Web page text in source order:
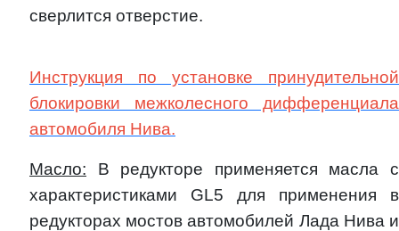
сверлится отверстие.
Инструкция по установке принудительной
блокировки межколесного дифференциала
автомобиля Нива.
Масло: В редукторе применяется масла с
характеристиками GL5 для применения в
редукторах мостов автомобилей Лада Нива и